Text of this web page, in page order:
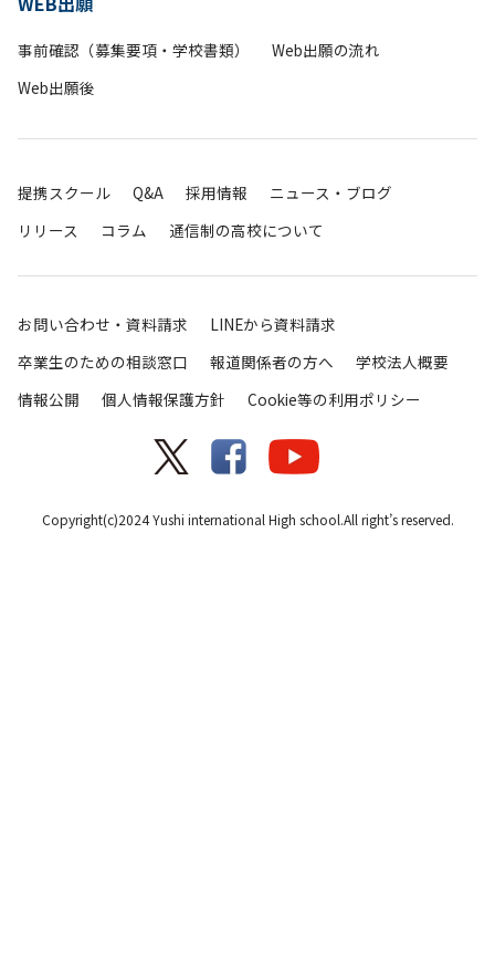
事前確認（募集要項・学校書類）
Web出願の流れ
Web出願後
提携スクール Q&A 採用情報
ニュース・ブログ
リリース
コラム 通信制の高校について
お問い合わせ・資料請求
LINEから資料請求
卒業生のための相談窓口
報道関係者の方へ
学校法人概要
情報公開
個人情報保護方針 Cookie等の利用ポリシー
Copyright(c)2024 Yushi international High school.All right’s reserved.